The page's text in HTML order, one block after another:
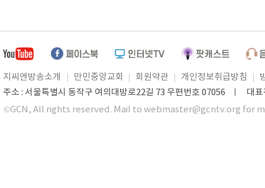
지씨엔방송소개 만민중앙교회 회원약관 개인정보취급방침
주소 : 서울특별시 동작구 여의대방로22길 73 우편번호 07056 ㅣ 대
©GCN, All rights reserved. Mail to webmaster@gcntv.org for